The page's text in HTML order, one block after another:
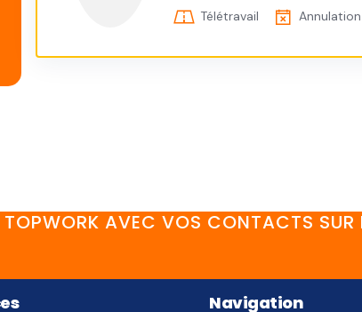
Télétravail
AVEC VOS CONTACTS SUR
Navigation